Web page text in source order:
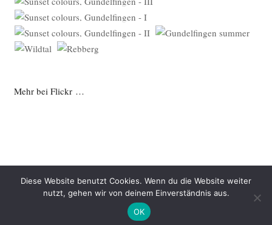
Mehr bei Flickr …
Datenschutzerklärung Mit Stolz präsentiert von WordPress
Diese Website benutzt Cookies. Wenn du die Website weiter
nutzt, gehen wir von deinem Einverständnis aus.
OK